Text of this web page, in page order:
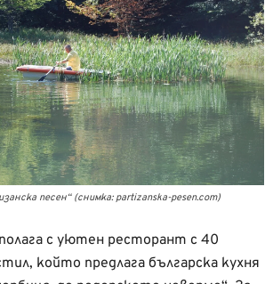
песен“ (снимка: partizanska-pesen.com)
с уютен ресторант с 40
който предлага българска кухня